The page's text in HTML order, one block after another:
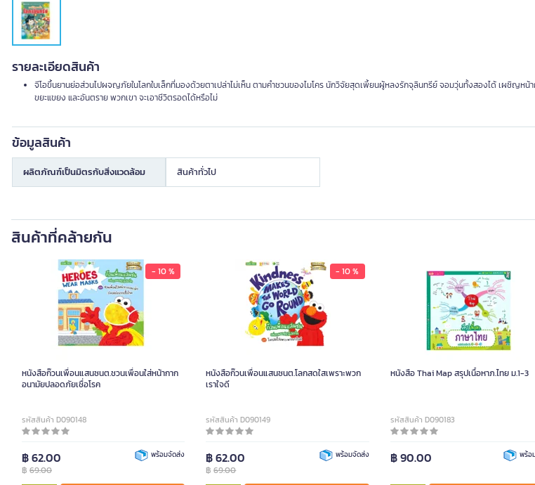
รายละเอียดสินค้า
จีโอขึ้นยานย่อส่วนไปผจญภัยในโลกใบเล็กที่มองด้วยตาเปล่าไม่เห็น ตามคำชวนของไมโคร นักวิจัยสุดเพี้ยนผู้หลงรักจุลินทรีย์ จอมวุ่นทั้งสองได้ เผชิญหน้
ขยะแขยง และอันตราย พวกเขา จะเอาชีวิตรอดได้หรือไม่
ข้อมูลสินค้า
ผลิตภัณฑ์เป็นมิตรกับสิ่งแวดล้อม สินค้าทั่วไป
สินค้าที่คล้ายกัน
- 10 %
หนังสือก๊วนเพื่อนแสนซนต.ชวนเพื่อนใส่หน้ากาก
อนามัยปลอดภัยเชื่อโรค
รหัสสินค้า D090148
฿ 62.00
฿ 69.00
พร้อมจัดส่ง
- 10 %
หนังสือก๊วนเพื่อนแสนซนต.โลกสดใสเพราะพวก
เราใจดี
รหัสสินค้า D090149
฿ 62.00
฿69.00
พร้อมจัดส่ง
หนังสือ Thai Map สรุปเนื้อหาภ.ไทย ม.1-3
รหัสสินค้า D090183
฿ 90.00 พร้อ